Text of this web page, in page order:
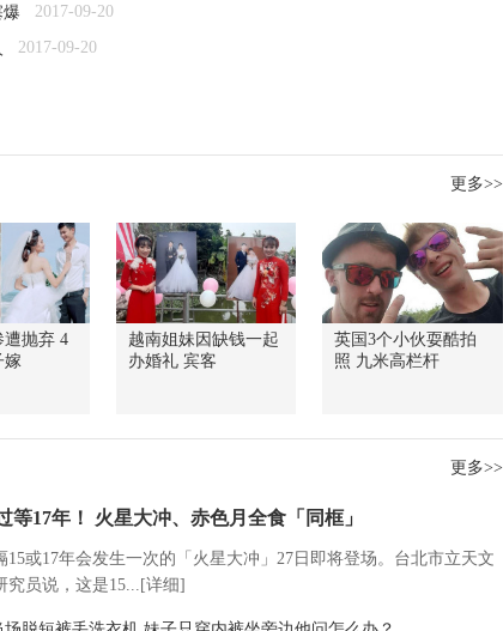
2017-09-20
2017-09-20
更多>>
遭抛弃 4
嫁
越南姐妹因缺钱一起
办婚礼 宾客
英国3个小伙耍酷拍
照 九米高栏杆
更多>>
等17年！ 火星大冲、赤色月全食「同框」
15或17年会发生一次的「火星大冲」27日即将登场。台北市立天文
究员说，这是15...[详细]